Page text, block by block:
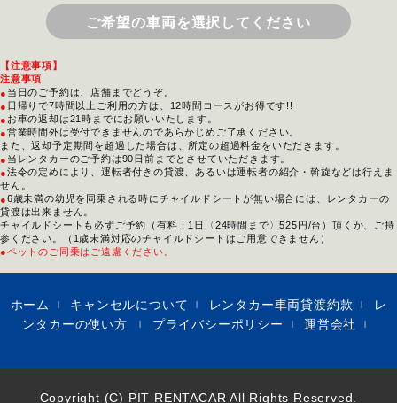
ご希望の車両を選択してください
【注意事項】
注意事項
● 当日のご予約は、店舗までどうぞ。
● 日帰りで7時間以上ご利用の方は、12時間コースがお得です!!
● お車の返却は21時までにお願いいたします。
●営業時間外は受付できませんのであらかじめご了承ください。
また、返却予定期間を超過した場合は、所定の超過料金をいただきます。
● 当レンタカーのご予約は90日前までとさせていただきます。
●法令の定めにより、運転者付きの貸渡、あるいは運転者の紹介・斡旋などは行えま
せん。
●6歳未満の幼児を同乗される時にチャイルドシートが無い場合には、レンタカーの
貸渡は出来ません。
チャイルドシートも必ずご予約（有料：1日〈24時間まで〉525円/台）頂くか、ご持
参ください。（1歳未満対応のチャイルドシートはご用意できません）
●ペットのご同乗はご遠慮ください。
ホーム キャンセルについて レンタカー車両貸渡約款
レ
ンタカーの使い方
プライバシーポリシー 運営会社
Copyright (C) PIT RENTACAR All Rights Reserved.